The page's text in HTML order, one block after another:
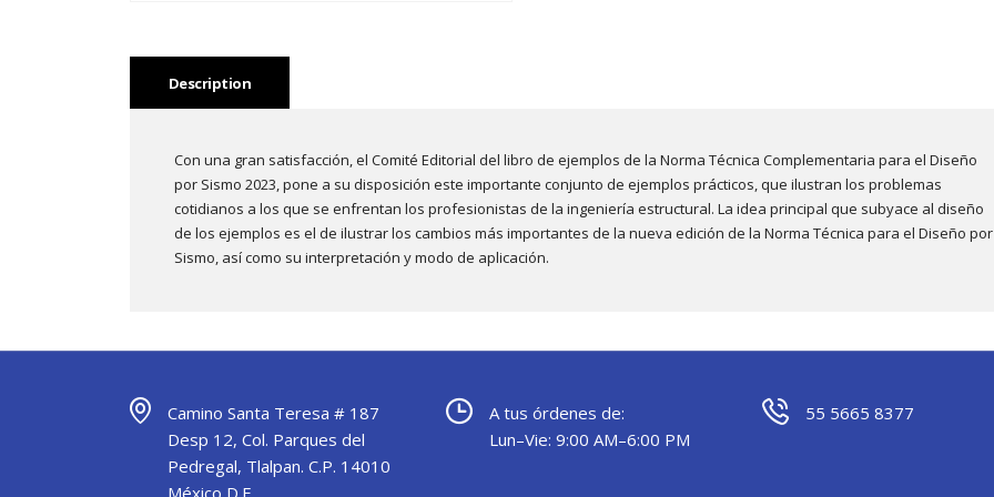
Description
Con una gran satisfacción, el Comité Editorial del libro de ejemplos de la Norma Técnica Complementaria para el Diseño
por Sismo 2023, pone a su disposición este importante conjunto de ejemplos prácticos, que ilustran los problemas
cotidianos a los que se enfrentan los profesionistas de la ingeniería estructural. La idea principal que subyace al diseño
de los ejemplos es el de ilustrar los cambios más importantes de la nueva edición de la Norma Técnica para el Diseño por
Sismo, así como su interpretación y modo de aplicación.
Camino Santa Teresa # 187
Desp 12, Col. Parques del
Pedregal, Tlalpan. C.P. 14010
México D.F.
A tus órdenes de:
Lun–Vie: 9:00 AM–6:00 PM
55 5665 8377